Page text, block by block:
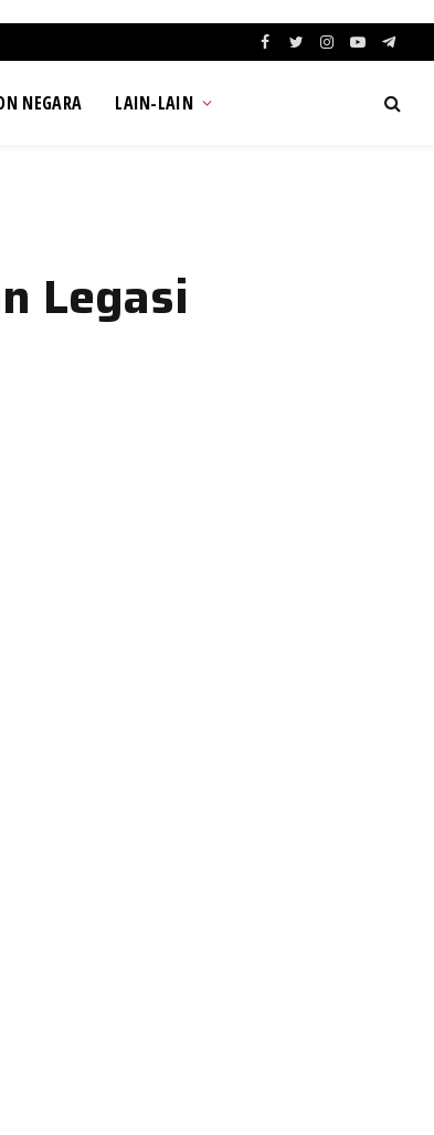
Facebook
TwitterInstagram
YouTube
NEGARA LAIN-LAIN
Legasi